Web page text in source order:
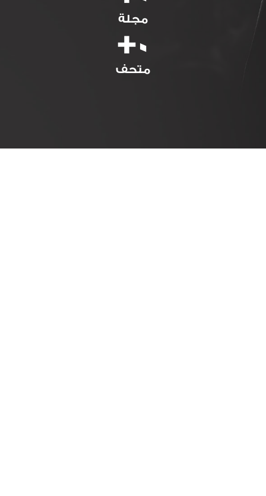
مجلة
متحف
0
+